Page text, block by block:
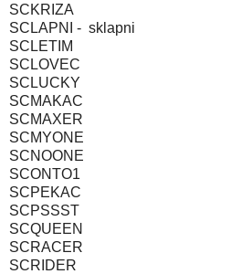
SCKRIZA
SCLAPNI - sklapni
SCLETIM
SCLOVEC
SCLUCKY
SCMAKAC
SCMAXER
SCMYONE
SCNOONE
SCONTO1
SCPEKAC
SCPSSST
SCQUEEN
SCRACER
SCRIDER